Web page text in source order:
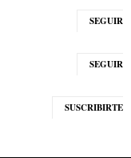
SEGUIR
SEGUIR
SUSCRIBIRTE